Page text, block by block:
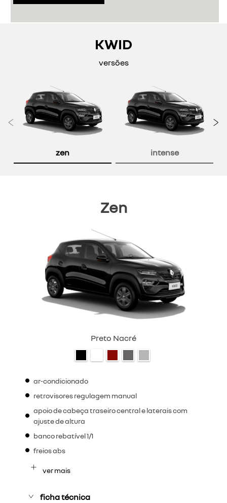
KWID
versões
zen intense
Anterior
Zen
Preto Nacré
ar-condicionado
retrovisores regulagem manual
apoio de cabeça traseiro central e laterais com
ajuste de altura
banco rebatível 1/1
freios abs
ver mais
ficha técnica